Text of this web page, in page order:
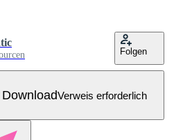
Folgen
Verweis erforderlich